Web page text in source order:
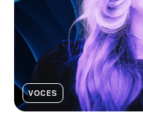
VOCES